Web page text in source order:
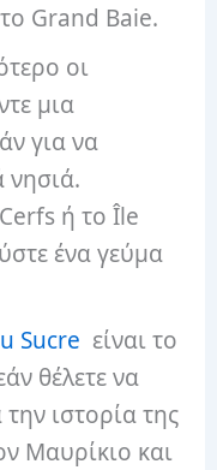
Grand Baie.
οι
μια
για να
νησιά.
ή το Île
ένα γεύμα
Sucre είναι το
θέλετε να
ιστορία της
Μαυρίκιο και